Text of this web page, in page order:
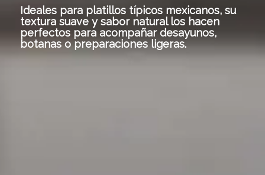
Ideales para platillos típicos mexicanos, su
textura suave y sabor natural los hacen
perfectos para acompañar desayunos,
botanas o preparaciones ligeras.